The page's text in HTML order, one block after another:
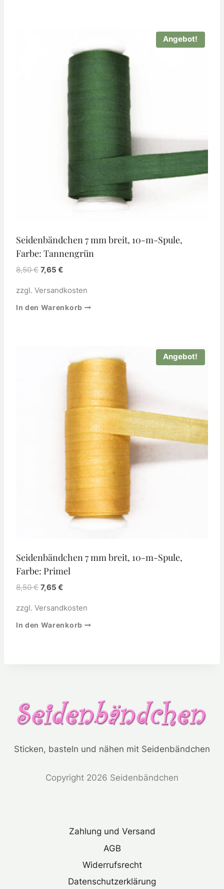
Angebot!
Seidenbändchen 7 mm breit, 10-m-Spule,
Farbe: Tannengrün
8,50€ 7,65 €
zzgl. Versandkosten
In den Warenkorb
Angebot!
Seidenbändchen 7 mm breit, 10-m-Spule,
Farbe: Primel
8,50€ 7,65 €
zzgl. Versandkosten
In den Warenkorb
Sticken, basteln und nähen mit Seidenbändchen
Copyright 2026 Seidenbändchen
Zahlung und Versand
AGB
Widerrufsrecht
Datenschutzerklärung